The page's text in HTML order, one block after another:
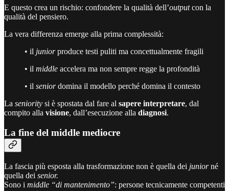
E questo crea un rischio: confondere la qualità dell’outputcon la
qualità del pensiero.
La vera differenza emerge alla prima complessità:
• il juniorproduce testi puliti ma concettualmente fragili
• il middle accelera ma non sempre regge la profondità
• il seniordomina il modello perché domina il contesto
La seniority si è spostata dal fare al sapere interpretare, dal
compito alla visione, dall’esecuzione alla diagnosi.
La fine del middle mediocre
La fascia più esposta alla trasformazione non è quella dei juniorné
quella dei senior.
Sono i middle “di mantenimento”: persone tecnicamente competenti